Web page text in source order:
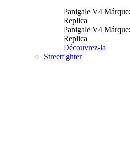
Panigale V4
Replica
Panigale V4
Replica
Découvrez-la
Streetfighter